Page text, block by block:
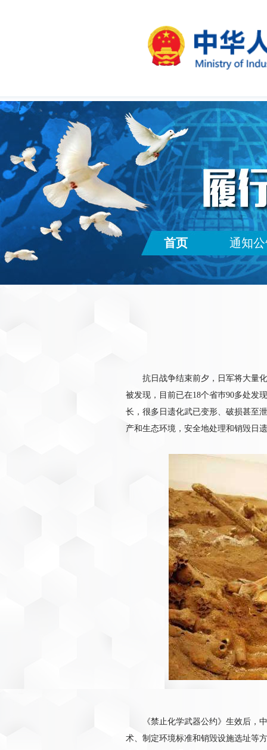
首页 通知
抗日战争结束前夕，日军将大量
被发现，目前已在18个省巿90多处发
长，很多日遗化武已变形、破损甚至
产和生态环境，安全地处理和销毁日
《禁止化学武器公约》生效后，
术、制定环境标准和销毁设施选址等